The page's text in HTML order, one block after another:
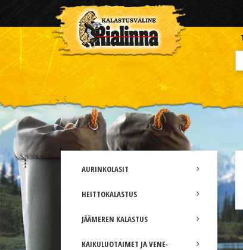
AURINKOLASIT
HEITTOKALASTUS
JÄÄMEREN KALASTUS
KAIKULUOTAIMET JA VENE-